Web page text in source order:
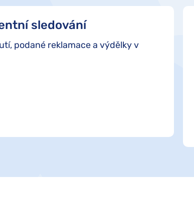
sledování
podané reklamace a výdělky v